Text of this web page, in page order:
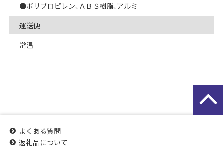
●ポリプロピレン、ＡＢＳ樹脂、アルミ
運送便
常温
よくある質問
返礼品について